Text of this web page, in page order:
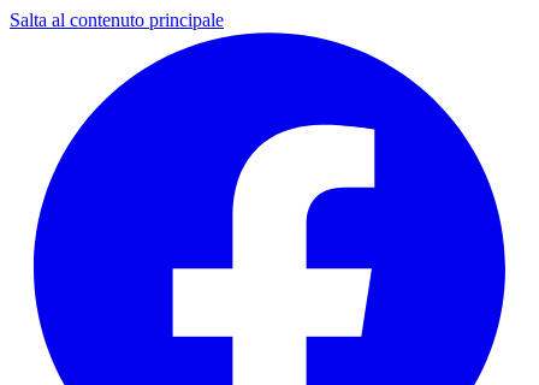
Salta al contenuto principale